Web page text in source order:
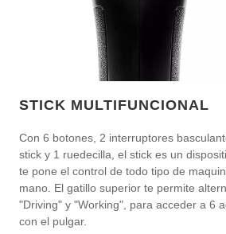
STICK MULTIFUNCIONAL
Con 6 botones, 2 interruptores
stick y 1 ruedecilla, el stick es un
te pone el control de todo tipo de
mano. El gatillo superior te permite
"Driving" y "Working", para acceder a 6
con el pulgar.